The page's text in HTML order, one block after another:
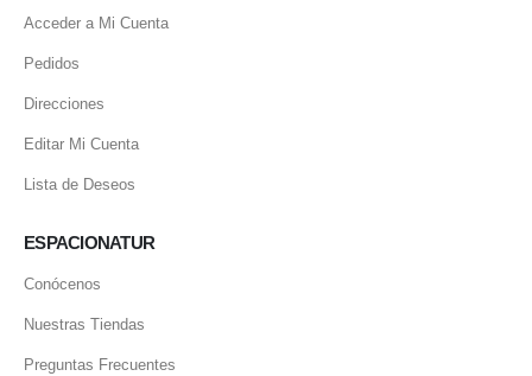
Acceder a Mi Cuenta
Pedidos
Direcciones
Editar Mi Cuenta
Lista de Deseos
ESPACIONATUR
Conócenos
Nuestras Tiendas
Preguntas Frecuentes